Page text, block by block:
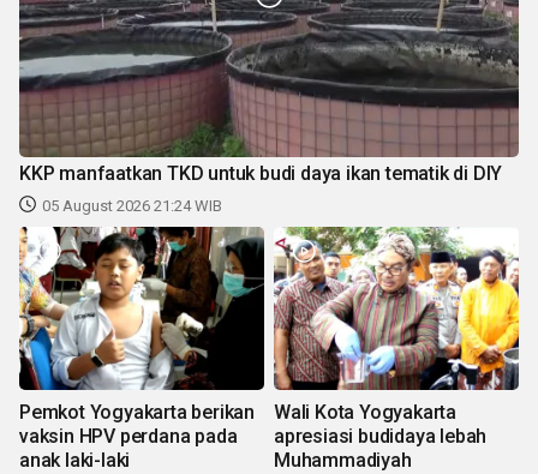
KKP manfaatkan TKD untuk budi daya ikan tematik di DIY
05 August 2026 21:24 WIB
Pemkot Yogyakarta berikan
vaksin HPV perdana pada
anak laki-laki
Wali Kota Yogyakarta
apresiasi budidaya lebah
Muhammadiyah